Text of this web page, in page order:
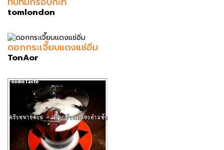
tomlondon
ดอกกระเจี๊ยบแดงแช่อิ่ม
TonAor